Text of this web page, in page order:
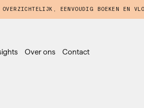
OVERZICHTELIJK, EENVOUDIG BOEKEN EN
Over ons Contact